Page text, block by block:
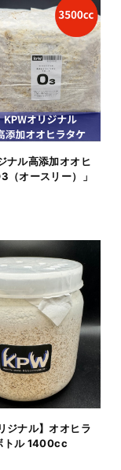
ナル高添加オオヒ
（オースリー）」
ジナル】オオヒラ
トル 1400cc